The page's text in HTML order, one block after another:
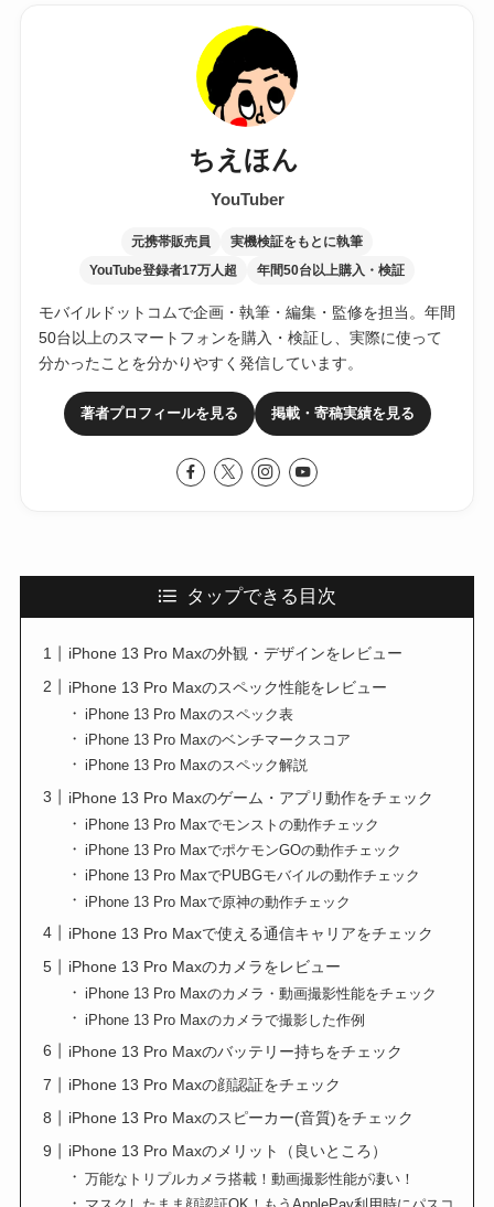
ちえほん
YouTuber
元携帯販売員 実機検証をもとに執筆
YouTube登録者17万人超 年間50台以上購入・検証
モバイルドットコムで企画・執筆・編集・監修を担当。年間
50台以上のスマートフォンを購入・検証し、実際に使って
分かったことを分かりやすく発信しています。
著者プロフィールを見る 掲載・寄稿実績を見る
タップできる目次
iPhone 13 Pro Maxの外観・デザインをレビュー
iPhone 13 Pro Maxのスペック性能をレビュー
iPhone 13 Pro Maxのスペック表
iPhone 13 Pro Maxのベンチマークスコア
iPhone 13 Pro Maxのスペック解説
iPhone 13 Pro Maxのゲーム・アプリ動作をチェック
iPhone 13 Pro Maxでモンストの動作チェック
iPhone 13 Pro MaxでポケモンGOの動作チェック
iPhone 13 Pro MaxでPUBGモバイルの動作チェック
iPhone 13 Pro Maxで原神の動作チェック
iPhone 13 Pro Maxで使える通信キャリアをチェック
iPhone 13 Pro Maxのカメラをレビュー
iPhone 13 Pro Maxのカメラ・動画撮影性能をチェック
iPhone 13 Pro Maxのカメラで撮影した作例
iPhone 13 Pro Maxのバッテリー持ちをチェック
iPhone 13 Pro Maxの顔認証をチェック
iPhone 13 Pro Maxのスピーカー(音質)をチェック
iPhone 13 Pro Maxのメリット（良いところ）
万能なトリプルカメラ搭載！動画撮影性能が凄い！